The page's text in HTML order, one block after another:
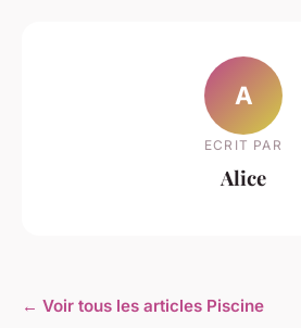
A
ECRIT PAR
Alice
← Voir tous les articles Piscine